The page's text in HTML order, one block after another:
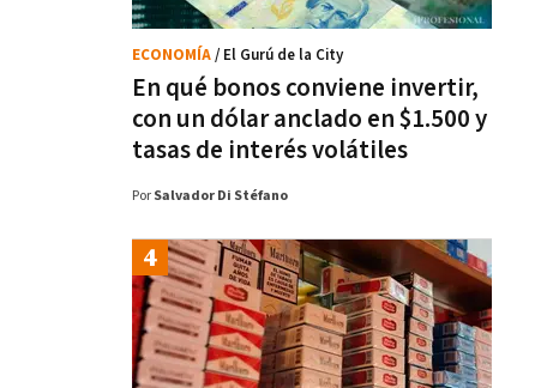
En qué bonos conviene invertir,
con un dólar anclado en $1.500 y
tasas de interés volátiles
ECONOMÍA/ El Gurú de la City
Por Salvador Di Stéfano